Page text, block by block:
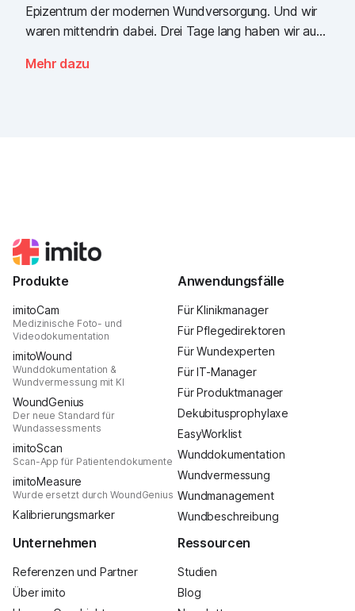
Epizentrum der modernen Wundversorgung. Und wir
waren mittendrin dabei. Drei Tage lang haben wir auf
Wound Management Association) und des DEWU
Mehr dazu
Produkte
imitoCam
Medizinische Foto- und
Videodokumentation
imitoWound
Wunddokumentation &
Wundvermessung mit KI
WoundGenius
Der neue Standard für
Wundassessments
imitoScan
Scan-App für Patientendokumente
imitoMeasure
Wurde ersetzt durch WoundGenius
Kalibrierungsmarker
Anwendungsfälle
Für Klinikmanager
Für Pflegedirektoren
Für Wundexperten
Für IT-Manager
Für Produktmanager
Dekubitusprophylaxe
EasyWorklist
Wunddokumentation
Wundvermessung
Wundmanagement
Wundbeschreibung
Unternehmen
Referenzen und Partner
Über imito
Ressourcen
Studien
Blog